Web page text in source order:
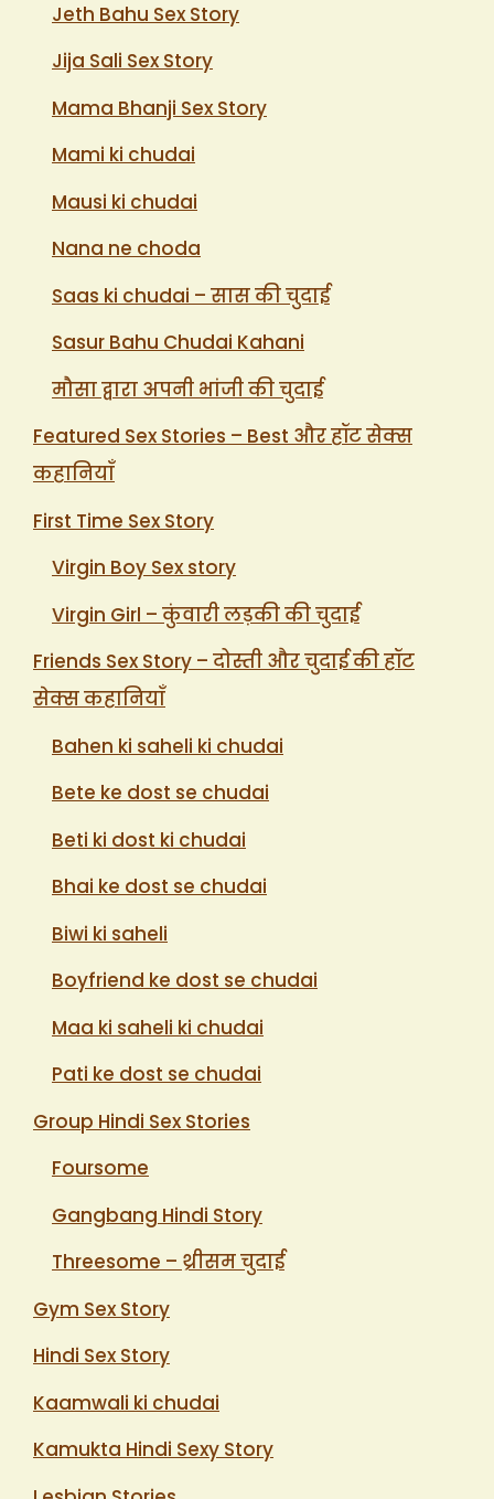
Jeth Bahu Sex Story
Jija Sali Sex Story
Mama Bhanji Sex Story
Mami ki chudai
Mausi ki chudai
Nana ne choda
Saas ki chudai – सास की चुदाई
Sasur Bahu Chudai Kahani
मौसा द्वारा अपनी भांजी की चुदाई
Featured Sex Stories – Best और हॉट सेक्स
कहानियाँ
First Time Sex Story
Virgin Boy Sex story
Virgin Girl – कुंवारी लड़की की चुदाई
Friends Sex Story – दोस्ती और चुदाई की हॉट
सेक्स कहानियाँ
Bahen ki saheli ki chudai
Bete ke dost se chudai
Beti ki dost ki chudai
Bhai ke dost se chudai
Biwi ki saheli
Boyfriend ke dost se chudai
Maa ki saheli ki chudai
Pati ke dost se chudai
Group Hindi Sex Stories
Foursome
Gangbang Hindi Story
Threesome – थ्रीसम चुदाई
Gym Sex Story
Hindi Sex Story
Kaamwali ki chudai
Kamukta Hindi Sexy Story